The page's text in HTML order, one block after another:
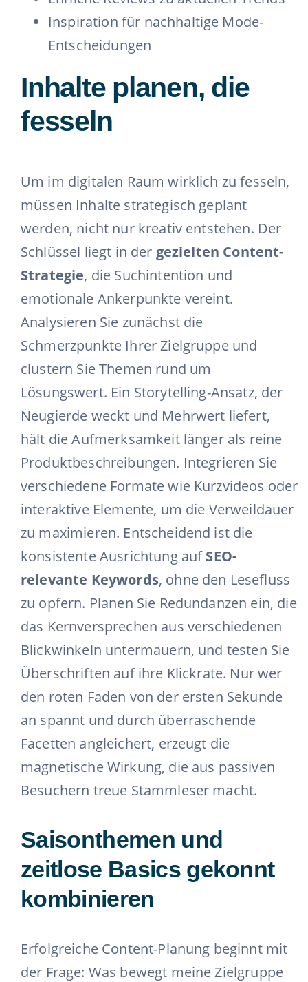
Inspiration für nachhaltige Mode-
Entscheidungen
Inhalte planen, die
fesseln
Um im digitalen Raum wirklich zu fesseln,
müssen Inhalte strategisch geplant
werden, nicht nur kreativ entstehen. Der
Schlüssel liegt in der gezielten Content-
Strategie, die Suchintention und
emotionale Ankerpunkte vereint.
Analysieren Sie zunächst die
Schmerzpunkte Ihrer Zielgruppe und
clustern Sie Themen rund um
Lösungswert. Ein Storytelling-Ansatz, der
Neugierde weckt und Mehrwert liefert,
hält die Aufmerksamkeit länger als reine
Produktbeschreibungen. Integrieren Sie
verschiedene Formate wie Kurzvideos oder
interaktive Elemente, um die Verweildauer
zu maximieren. Entscheidend ist die
konsistente Ausrichtung aufSEO-
relevante Keywords, ohne den Lesefluss
zu opfern. Planen Sie Redundanzen ein, die
das Kernversprechen aus verschiedenen
Blickwinkeln untermauern, und testen Sie
Überschriften auf ihre Klickrate. Nur wer
den roten Faden von der ersten Sekunde
an spannt und durch überraschende
Facetten angleichert, erzeugt die
magnetische Wirkung, die aus passiven
Besuchern treue Stammleser macht.
Saisonthemen und
zeitlose Basics gekonnt
kombinieren
Erfolgreiche Content-Planung beginnt mit
der Frage: Was bewegt meine Zielgruppe